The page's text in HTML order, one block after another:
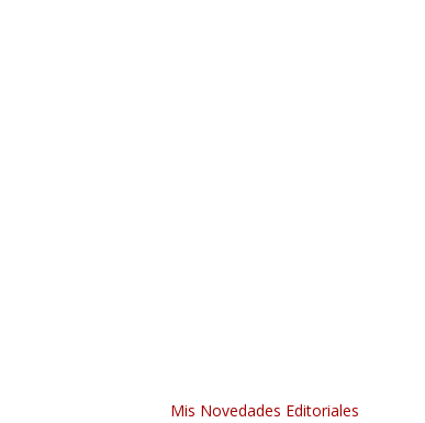
Mis Novedades Editoriales